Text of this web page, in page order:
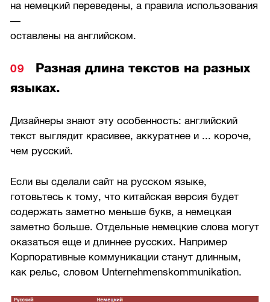
на немецкий переведены, а правила использования
—
оставлены на английском.
Разная длина текстов на разных
языках.
Дизайнеры знают эту особенность: английский
текст выглядит красивее, аккуратнее и ... короче,
чем русский.
Если вы сделали сайт на русском языке,
готовьтесь к тому, что китайская версия будет
содержать заметно меньше букв, а немецкая
заметно больше. Отдельные немецкие слова могут
оказаться еще и длиннее русских. Например
Корпоративные коммуникации станут длинным,
как рельс, словом Unternehmenskommunikation.